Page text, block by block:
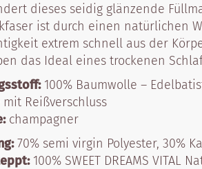
dieses seidig glänzende
ist durch einen natürlichen
extrem schnell aus der
das Ideal eines trockenen
100% Baumwolle –
mit Reißverschluss
champagner
70% semi virgin Polyester, 30%
100% SWEET DREAMS VITAL